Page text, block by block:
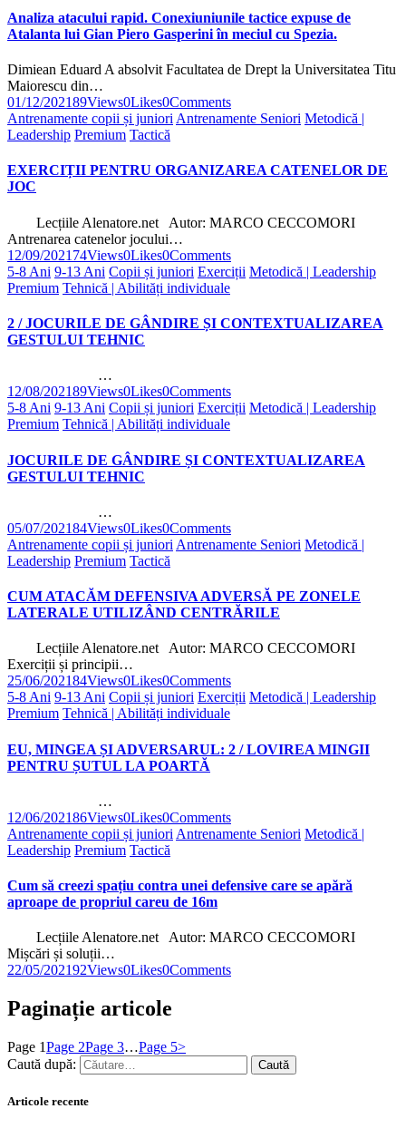
Analiza atacului rapid. Conexiuniunile tactice expuse de
Atalanta lui Gian Piero Gasperini în meciul cu Spezia.
Dimiean Eduard A absolvit Facultatea de Drept la Universitatea Titu
Maiorescu din…
01/12/202189Views0Likes0Comments
Antrenamente copii și juniori Antrenamente Seniori Metodică |
Leadership Premium Tactică
EXERCIȚII PENTRU ORGANIZAREA CATENELOR DE
JOC
Lecțiile Alenatore.net Autor: MARCO CECCOMORI
Antrenarea catenelor jocului…
12/09/2021 74Views0Likes0Comments
5-8 Ani 9-13 Ani Copii și juniori Exerciții Metodică | Leadership
Premium Tehnică | Abilități individuale
2 / JOCURILE DE GÂNDIRE ȘI CONTEXTUALIZAREA
GESTULUI TEHNIC
…
12/08/202189Views0Likes0Comments
5-8 Ani 9-13 Ani Copii și juniori Exerciții Metodică | Leadership
Premium Tehnică | Abilități individuale
JOCURILE DE GÂNDIRE ȘI CONTEXTUALIZAREA
GESTULUI TEHNIC
…
05/07/202184Views0Likes0Comments
Antrenamente copii și juniori Antrenamente Seniori Metodică |
Leadership Premium Tactică
CUM ATACĂM DEFENSIVA ADVERSĂ PE ZONELE
LATERALE UTILIZÂND CENTRĂRILE
Lecțiile Alenatore.net Autor: MARCO CECCOMORI
Exerciții și principii…
25/06/202184Views0Likes0Comments
5-8 Ani 9-13 Ani Copii și juniori Exerciții Metodică | Leadership
Premium Tehnică | Abilități individuale
EU, MINGEA ȘI ADVERSARUL: 2 / LOVIREA MINGII
PENTRU ȘUTUL LA POARTĂ
…
12/06/202186Views0Likes0Comments
Antrenamente copii și juniori Antrenamente Seniori Metodică |
Leadership Premium Tactică
Cum să creezi spațiu contra unei defensive care se apără
aproape de propriul careu de 16m
Lecțiile Alenatore.net Autor: MARCO CECCOMORI
Mișcări și soluții…
22/05/202192Views0Likes0Comments
Paginație articole
Page 1Page 2Page 3…Page 5>
Caută după:
Articole recente